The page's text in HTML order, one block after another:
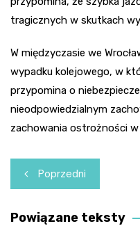
tragicznych w skutkach
W międzyczasie we
wypadku kolejowego, w
przypomina o
nieodpowiedzialnym
zachowania ostrożności
Nawigacja
wpisu
Poprzedni
Powiązane teksty